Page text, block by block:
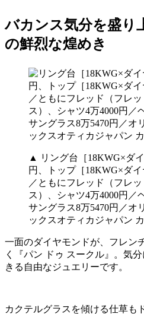
バカンス気分を盛り
の鮮烈な煌めき
▲ リング台［18KWG×ダ
円、トップ［18KWG×ダ
／ともにフレッド（フレ
ス）、シャツ4万4000円／
サングラス8万5470円／オ
ックスオティカジャパン
一面のダイヤモンドが、フレン
く『パン ドゥ スークル』。気
きる自由なジュエリーです。
カクテルグラスを傾ける仕草も